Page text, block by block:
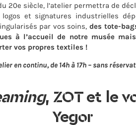
20e siècle, l’atelier permettra de
et signatures industrielles
par vos soins,des tote-
à l’accueil de notre musée
vos propres textiles !
en continu, de 14h à 17h – sans
, ZOT et le
Yegor